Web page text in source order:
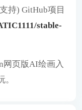
持) GitHub项目
stable-
网页版AI绘画入